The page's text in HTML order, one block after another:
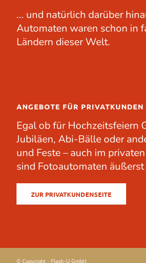
... und natürlich darüber
Automaten waren schon in
Ländern dieser Welt.
ANGEBOTE FÜR PRIVATKUNDEN
Egal ob fürHochzeitsfeiern
Jubiläen, Abi-Bälle oder
und Feste – auch im
sind Fotoautomaten
ZUR PRIVATKUNDENSEITE
© Copyright - Flash-U GmbH